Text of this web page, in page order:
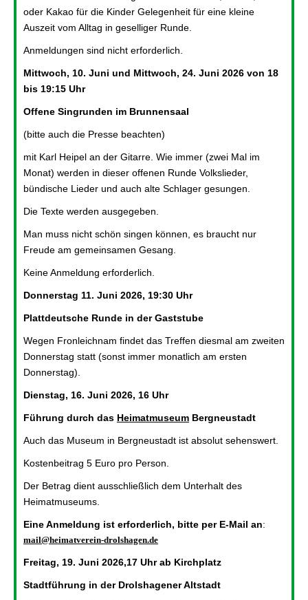
oder Kakao für die Kinder Gelegenheit für eine kleine
Auszeit vom Alltag in geselliger Runde.
Anmeldungen sind nicht erforderlich.
Mittwoch, 10. Juni und Mittwoch, 24. Juni 2026 von 18
bis 19:15 Uhr
Offene Singrunden im Brunnensaal
(bitte auch die Presse beachten)
mit Karl Heipel an der Gitarre. Wie immer (zwei Mal im
Monat) werden in dieser offenen Runde Volkslieder,
bündische Lieder und auch alte Schlager gesungen.
Die Texte werden ausgegeben.
Man muss nicht schön singen können, es braucht nur
Freude am gemeinsamen Gesang.
Keine Anmeldung erforderlich.
Donnerstag 11. Juni 2026, 19:30 Uhr
Plattdeutsche Runde in der Gaststube
Wegen Fronleichnam findet das Treffen diesmal am zweiten
Donnerstag statt (sonst immer monatlich am ersten
Donnerstag).
Dienstag, 16. Juni 2026, 16 Uhr
Führung durch das Heimatmuseum Bergneustadt
Auch das Museum in Bergneustadt ist absolut sehenswert.
Kostenbeitrag 5 Euro pro Person.
Der Betrag dient ausschließlich dem Unterhalt des
Heimatmuseums.
Eine Anmeldung ist erforderlich, bitte per E-Mail an:
mail@heimatverein-drolshagen.de
Freitag, 19. Juni 2026,17 Uhr ab Kirchplatz
Stadtführung in der Drolshagener Altstadt